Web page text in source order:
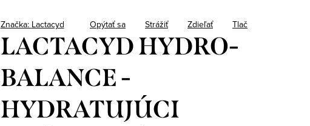
LACTACYD HYDRO-
BALANCE -
HYDRATUJÚCI
Značka: Lactacyd Tlač
Opýtať sa Strážiť Zdieľať